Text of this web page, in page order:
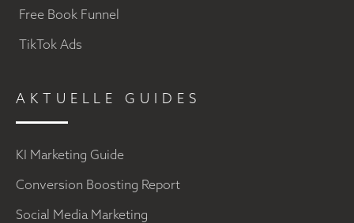
Free Book Funnel
TikTok Ads
AKTUELLE GUIDES
KI Marketing Guide
Conversion Boosting Report
Social Media Marketing